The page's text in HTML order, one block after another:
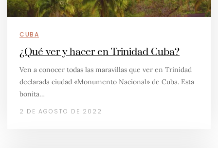
CUBA
¿Qué ver y hacer en Trinidad Cuba?
Ven a conocer todas las maravillas que ver en Trinidad
declarada ciudad «Monumento Nacional» de Cuba. Esta
bonita…
2 DE AGOSTO DE 2022